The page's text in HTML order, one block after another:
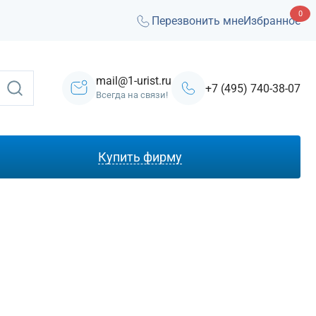
Перезвонить мнеИзбранное
0
mail@1-urist.ru
Всегда на связи! +7 (495) 740-38-07
Купить фирму